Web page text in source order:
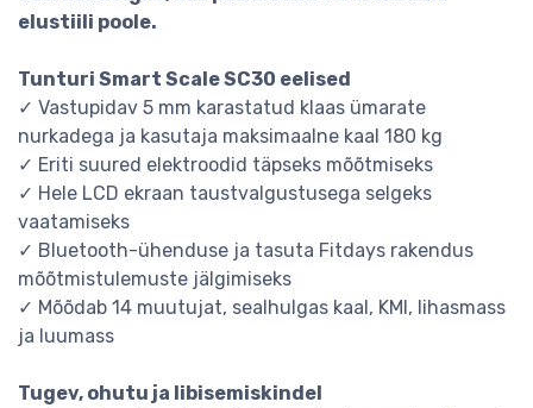
elustiili poole.
Tunturi Smart Scale SC30 eelised
✓ Vastupidav 5 mm karastatud klaas ümarate
nurkadega ja kasutaja maksimaalne kaal 180 kg
✓ Eriti suured elektroodid täpseks mõõtmiseks
✓ Hele LCD ekraan taustvalgustusega selgeks
vaatamiseks
✓ Bluetooth-ühenduse ja tasuta Fitdays rakendus
mõõtmistulemuste jälgimiseks
✓ Mõõdab 14 muutujat, sealhulgas kaal, KMI, lihasmass
ja luumass
Tugev, ohutu ja libisemiskindel